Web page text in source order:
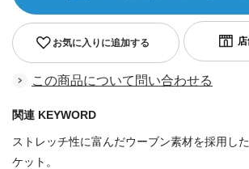
お気に入りに追加する
この商品について問い合わせる
関連 KEYWORD
ストレッチ性に富んだウーブン素材を採用し
ケット。